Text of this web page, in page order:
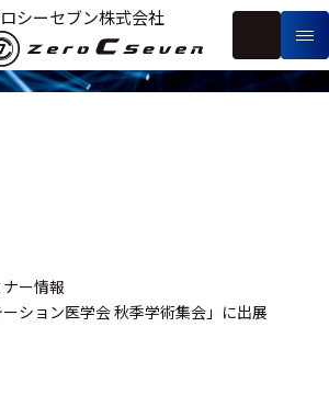
シーセブン株式会社
フ
リ
ー
ワ
・セミナー情報
ー情報
ーション医学会 秋季学術集会」に出展